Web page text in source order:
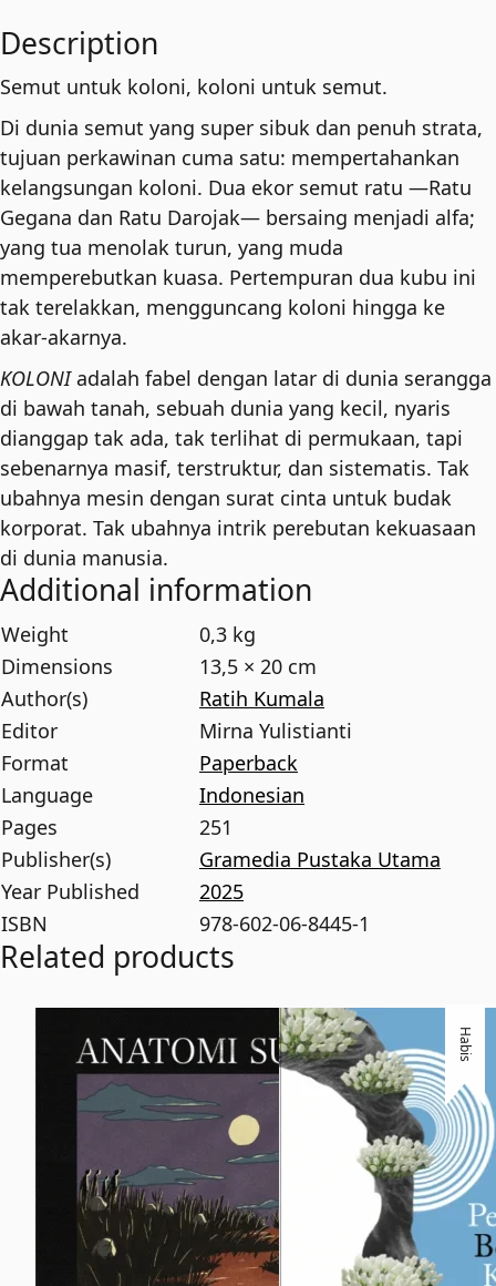
Description
Semut untuk koloni, koloni untuk semut.
Di dunia semut yang super sibuk dan penuh strata,
tujuan perkawinan cuma satu: mempertahankan
kelangsungan koloni. Dua ekor semut ratu —Ratu
Gegana dan Ratu Darojak— bersaing menjadi alfa;
yang tua menolak turun, yang muda
memperebutkan kuasa. Pertempuran dua kubu ini
tak terelakkan, mengguncang koloni hingga ke
akar-akarnya.
KOLONIadalah fabel dengan latar di dunia serangga
di bawah tanah, sebuah dunia yang kecil, nyaris
dianggap tak ada, tak terlihat di permukaan, tapi
sebenarnya masif, terstruktur, dan sistematis. Tak
ubahnya mesin dengan surat cinta untuk budak
korporat. Tak ubahnya intrik perebutan kekuasaan
di dunia manusia.
Additional information
Weight
0,3 kg
Dimensions
13,5 × 20 cm
Author(s)
Ratih Kumala
Editor
Mirna Yulistianti
Format
Paperback
Language
Indonesian
Pages
251
Publisher(s)
Gramedia Pustaka Utama
Year Published
2025
ISBN
978-602-06-8445-1
Related products
Habis